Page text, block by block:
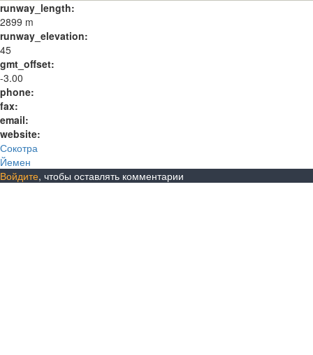
runway_length:
2899 m
runway_elevation:
45
gmt_offset:
-3.00
phone:
fax:
email:
website:
Сокотра
Йемен
Войдите, чтобы оставлять комментарии